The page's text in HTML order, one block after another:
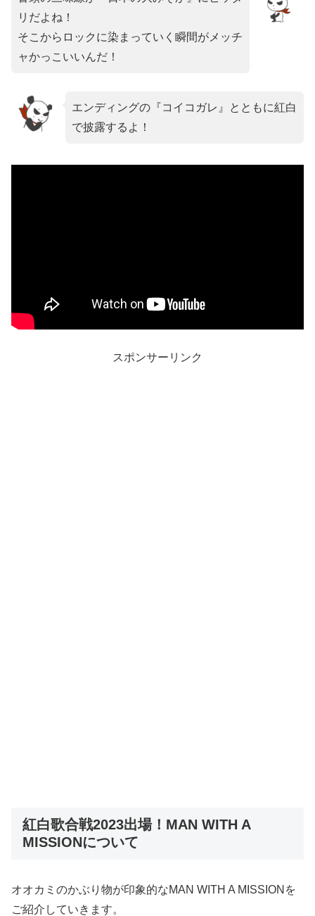
リだよね！
そこからロックに染まっていく瞬間がメッチ
ャかっこいいんだ！
エンディングの『コイコガレ』とともに紅白
で披露するよ！
スポンサーリンク
紅白歌合戦2023出場！MAN WITH A
MISSIONについて
オオカミのかぶり物が印象的なMAN WITH A MISSIONを
ご紹介していきます。